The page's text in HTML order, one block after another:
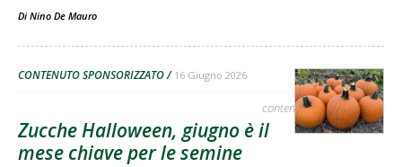
Di Nino De Mauro
CONTENUTO SPONSORIZZATO 16 Giugno 2026
contenuto sponsorizzato
Zucche Halloween, giugno è il
mese chiave per le semine